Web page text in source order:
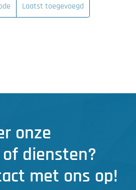
Laatst toegevoegd
onze
diensten?
met ons op!